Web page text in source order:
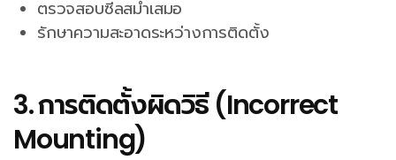
ตรวจสอบซีลสม่ำเสมอ
รักษาความสะอาดระหว่างการติดตั้ง
3. การติดตั้งผิดวิธี (Incorrect
Mounting)